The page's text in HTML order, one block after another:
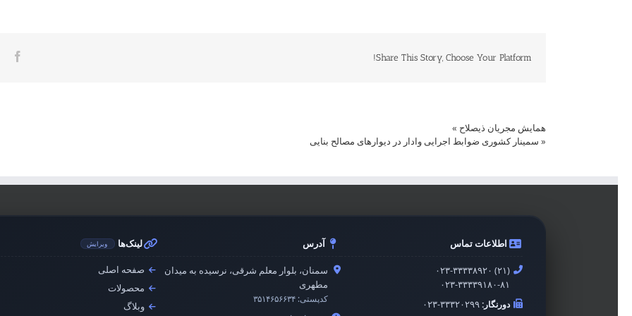
Share This Story, Choose Your Platform!
همایش مجریان ذیصلاح »
« سمینار کشوری ضوابط اجرایی وادار در دیوارهای مصالح بنایی
اطلاعات تماس
۰۲۳-۳۳۳۳۸۹۲۰ (۲۱)
۰۲۳-۳۳۳۳۹۱۸۰-۸۱
دورنگار:۰۲۳-۳۳۳۲۰۲۹۹
آدرس
سمنان، بلوار معلم شرقی، نرسیده به میدان
مطهری
کدپستی:۳۵۱۴۶۵۶۶۳۴
لینک‌ها ویرایش
صفحه اصلی
محصولات
وبلاگ